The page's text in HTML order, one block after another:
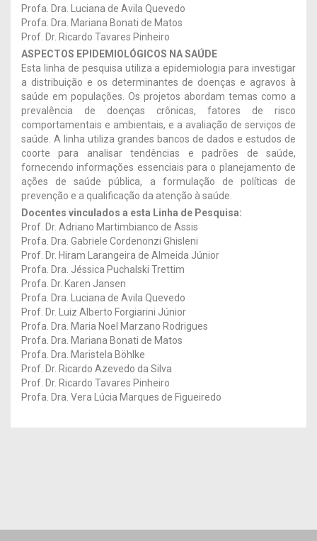
Profa. Dra. Luciana de Avila Quevedo
Profa. Dra. Mariana Bonati de Matos
Prof. Dr. Ricardo Tavares Pinheiro
ASPECTOS EPIDEMIOLÓGICOS NA SAÚDE
Esta linha de pesquisa utiliza a epidemiologia para investigar
a distribuição e os determinantes de doenças e agravos à
saúde em populações. Os projetos abordam temas como a
prevalência de doenças crônicas, fatores de risco
comportamentais e ambientais, e a avaliação de serviços de
saúde. A linha utiliza grandes bancos de dados e estudos de
coorte para analisar tendências e padrões de saúde,
fornecendo informações essenciais para o planejamento de
ações de saúde pública, a formulação de políticas de
prevenção e a qualificação da atenção à saúde.
Docentes vinculados a esta Linha de Pesquisa:
Prof. Dr. Adriano Martimbianco de Assis
Profa. Dra. Gabriele Cordenonzi Ghisleni
Prof. Dr. Hiram Larangeira de Almeida Júnior
Profa. Dra. Jéssica Puchalski Trettim
Profa. Dr. Karen Jansen
Profa. Dra. Luciana de Avila Quevedo
Prof. Dr. Luiz Alberto Forgiarini Júnior
Profa. Dra. Maria Noel Marzano Rodrigues
Profa. Dra. Mariana Bonati de Matos
Profa. Dra. Maristela Böhlke
Prof. Dr. Ricardo Azevedo da Silva
Prof. Dr. Ricardo Tavares Pinheiro
Profa. Dra. Vera Lúcia Marques de Figueiredo